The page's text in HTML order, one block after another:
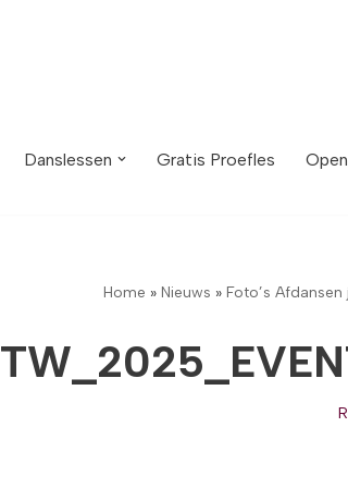
Danslessen Gratis Proefles
Home » Nieuws » Foto’s Afdansen